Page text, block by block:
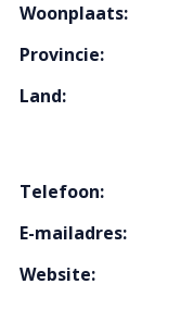
Woonplaats:
Provincie:
Land:
Telefoon:
E-mailadres:
Website: